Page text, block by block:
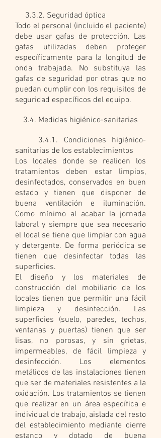
3.3.2. Seguridad óptica
Todo el personal (incluido el paciente)
debe usar gafas de protección. Las
gafas utilizadas deben proteger
específicamente para la longitud de
onda trabajada. No substituya las
gafas de seguridad por otras que no
puedan cumplir con los requisitos de
seguridad específicos del equipo.
3.4. Medidas higiénico-sanitarias
3.4.1. Condiciones higiénico-
sanitarias de los establecimientos
Los locales donde se realicen los
tratamientos deben estar limpios,
desinfectados, conservados en buen
estado y tienen que disponer de
buena ventilación e iluminación.
Como mínimo al acabar la jornada
laboral y siempre que sea necesario
el local se tiene que limpiar con agua
y detergente. De forma periódica se
tienen que desinfectar todas las
superficies.
El diseño y los materiales de
construcción del mobiliario de los
locales tienen que permitir una fácil
limpieza y desinfección. Las
superficies (suelo, paredes, techos,
ventanas y puertas) tienen que ser
lisas, no porosas, y sin grietas,
impermeables, de fácil limpieza y
desinfección. Los elementos
metálicos de las instalaciones tienen
que ser de materiales resistentes a la
oxidación. Los tratamientos se tienen
que realizar en un área específica e
individual de trabajo, aislada del resto
del establecimiento mediante cierre
estanco y dotado de buena